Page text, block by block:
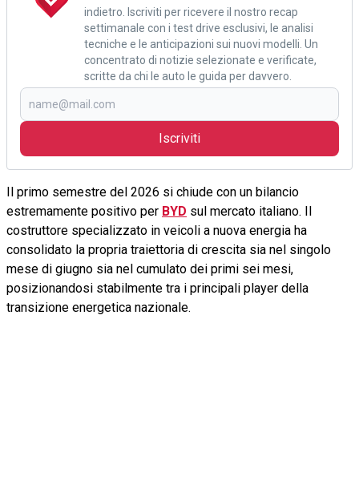
indietro. Iscriviti per ricevere il nostro recap
settimanale con i test drive esclusivi, le analisi
tecniche e le anticipazioni sui nuovi modelli. Un
concentrato di notizie selezionate e verificate,
scritte da chi le auto le guida per davvero.
Iscriviti
Il primo semestre del 2026 si chiude con un bilancio
estremamente positivo per BYD sul mercato italiano. Il
costruttore specializzato in veicoli a nuova energia ha
consolidato la propria traiettoria di crescita sia nel singolo
mese di giugno sia nel cumulato dei primi sei mesi,
posizionandosi stabilmente tra i principali player della
transizione energetica nazionale.